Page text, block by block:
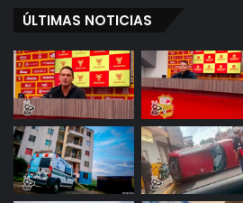
ÚLTIMAS NOTICIAS